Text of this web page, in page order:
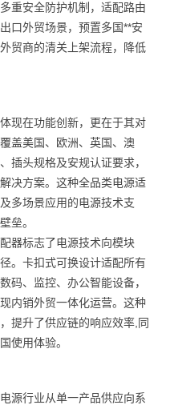
重安全防护机制，适配路由
口外贸场景，预置多国**安
贸商的清关上架流程，降低
现在功能创新，更在于其对
盖美国、欧洲、英国、澳
插头规格及安规认证要求，
决方案。这种全品类电源适
多场景应用的电源技术支
垒。
器标志了电源技术向模块
。卡扣式可换设计适配所有
码、监控、办公智能设备，
内销外贸一体化运营。这种
提升了供应链的响应效率,同
使用体验。
源行业从单一产品供应向系